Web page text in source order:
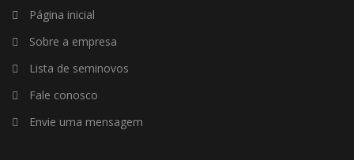
Página inicial
Sobre a empresa
Lista de seminovos
Fale conosco
Envie uma mensagem